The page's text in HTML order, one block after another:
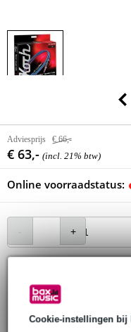
Cookie-instellingen bij
Adviesprijs € 66,-
€ 63,- (incl. 21% btw)
Online voorraadstatus:
30 dagen 'niet goed
3 jaar Bax Music